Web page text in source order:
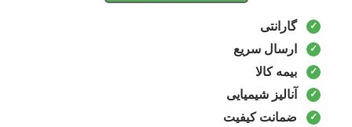
گارانتی
ارسال سریع
بیمه کالا
آنالیز شیمیایی
ضمانت کیفیت